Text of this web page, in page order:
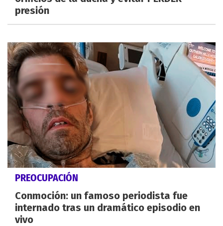
presión
PREOCUPACIÓN
Conmoción: un famoso periodista fue
internado tras un dramático episodio en
vivo